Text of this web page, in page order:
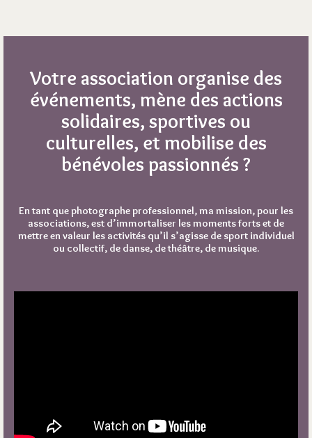
Votre association organise des
événements, mène des actions
solidaires, sportives ou
culturelles, et mobilise des
bénévoles passionnés ?
En tant que photographe professionnel, ma mission, pour les
associations, est d’immortaliser les moments forts et de
mettre en valeur les activités qu’il s’agisse de sport individuel
ou collectif, de danse, de théâtre, de musique.